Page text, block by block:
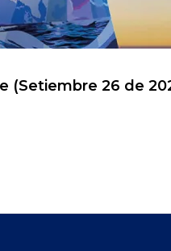
(Setiembre 26 de